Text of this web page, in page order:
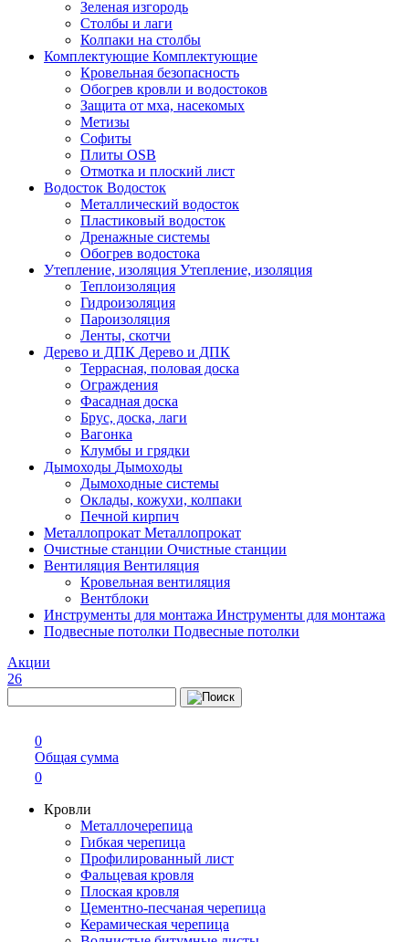
Зеленая изгородь
Столбы и лаги
Колпаки на столбы
Комплектующие Комплектующие
Кровельная безопасность
Обогрев кровли и водостоков
Защита от мха, насекомых
Метизы
Софиты
Плиты OSB
Отмотка и плоский лист
Водосток Водосток
Металлический водосток
Пластиковый водосток
Дренажные системы
Обогрев водостока
Утепление, изоляция Утепление, изоляция
Теплоизоляция
Гидроизоляция
Пароизоляция
Ленты, скотчи
Дерево и ДПК Дерево и ДПК
Террасная, половая доска
Ограждения
Фасадная доска
Брус, доска, лаги
Вагонка
Клумбы и грядки
Дымоходы Дымоходы
Дымоходные системы
Оклады, кожухи, колпаки
Печной кирпич
Металлопрокат Металлопрокат
Очистные станции Очистные станции
Вентиляция Вентиляция
Кровельная вентиляция
Вентблоки
Инструменты для монтажа Инструменты для монтажа
Подвесные потолки Подвесные потолки
Акции
26
0
Общая сумма
0
Кровли
Металлочерепица
Гибкая черепица
Профилированный лист
Фальцевая кровля
Плоская кровля
Цементно-песчаная черепица
Керамическая черепица